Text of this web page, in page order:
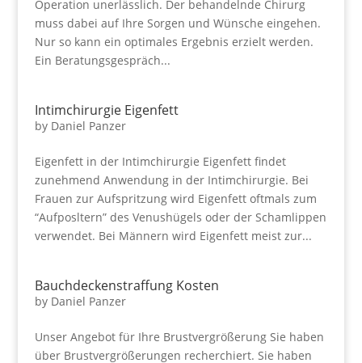
Operation unerlässlich. Der behandelnde Chirurg
muss dabei auf Ihre Sorgen und Wünsche eingehen.
Nur so kann ein optimales Ergebnis erzielt werden.
Ein Beratungsgespräch...
Intimchirurgie Eigenfett
by Daniel Panzer
Eigenfett in der Intimchirurgie Eigenfett findet
zunehmend Anwendung in der Intimchirurgie. Bei
Frauen zur Aufspritzung wird Eigenfett oftmals zum
“Aufposltern” des Venushügels oder der Schamlippen
verwendet. Bei Männern wird Eigenfett meist zur...
Bauchdeckenstraffung Kosten
by Daniel Panzer
Unser Angebot für Ihre Brustvergrößerung Sie haben
über Brustvergrößerungen recherchiert. Sie haben